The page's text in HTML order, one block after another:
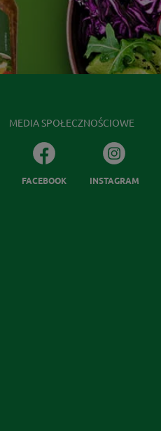
MEDIA SPOŁECZNOŚCIOWE
FACEBOOK INSTAGRAM